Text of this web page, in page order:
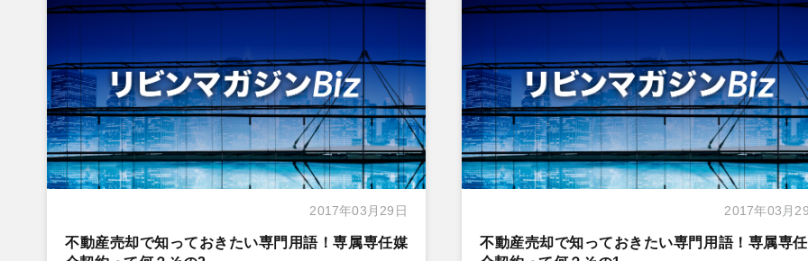
2017年03月29日
不動産売却で知っておきたい専門用語！専属専任媒
2017年03月
不動産売却で知っておきたい専門用語！専属専